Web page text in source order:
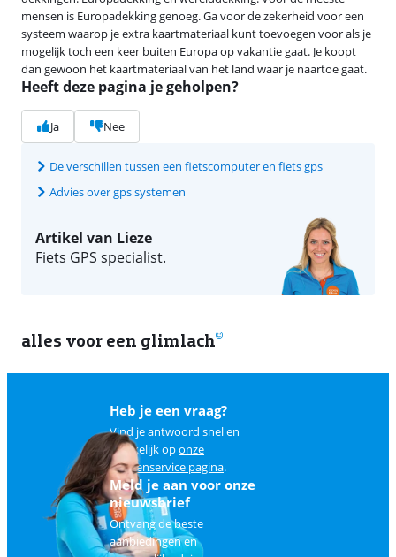
mensen is Europadekking genoeg. Ga voor de zekerheid voor een
systeem waarop je extra kaartmateriaal kunt toevoegen voor als je
mogelijk toch een keer buiten Europa op vakantie gaat. Je koopt
dan gewoon het kaartmateriaal van het land waar je naartoe gaat.
Heeft deze pagina je geholpen?
Ja Nee
De verschillen tussen een fietscomputer en fiets gps
Advies over gps systemen
Artikel van Lieze
Fiets GPS specialist.
alles voor een glimlach
Heb je een vraag?
Vind je antwoord snel en
makkelijk oponze
klantenservice pagina.
Meld je aan voor onze
nieuwsbrief
Ontvang de beste
aanbiedingen en